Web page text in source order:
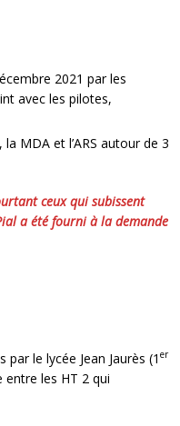
2021 par les
avec les pilotes,
MDA et l’ARS autour de 3
ceux qui subissent
a été fourni à la demande
le lycée Jean Jaurès (1 er
les HT 2 qui